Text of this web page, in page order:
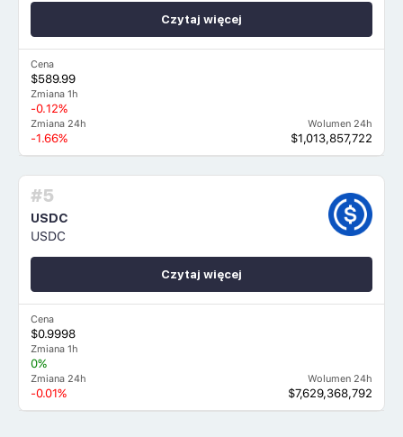
Cena
$589.99
Zmiana 1h
-0.12%
Zmiana 24h
-1.66%
Wolumen 24h
$1,013,857,722
Czytaj więcej
#5
USDC
USDC
Cena
$0.9998
Zmiana 1h
0%
Zmiana 24h
-0.01%
Wolumen 24h
$7,629,368,792
Czytaj więcej